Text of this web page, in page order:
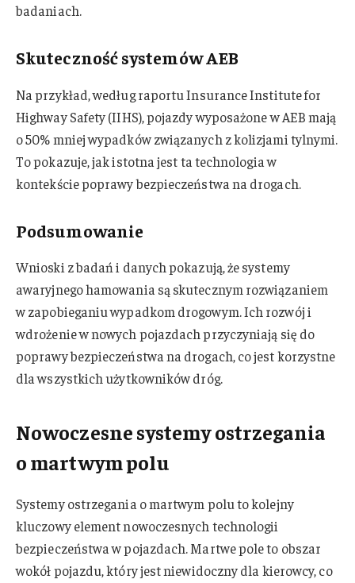
badaniach.
Skuteczność systemów AEB
Na przykład, według raportu Insurance Institute for
Highway Safety (IIHS), pojazdy wyposażone w AEB mają
o 50% mniej wypadków związanych z kolizjami tylnymi.
To pokazuje, jak istotna jest ta technologia w
kontekście poprawy bezpieczeństwa na drogach.
Podsumowanie
Wnioski z badań i danych pokazują, że systemy
awaryjnego hamowania są skutecznym rozwiązaniem
w zapobieganiu wypadkom drogowym. Ich rozwój i
wdrożenie w nowych pojazdach przyczyniają się do
poprawy bezpieczeństwa na drogach, co jest korzystne
dla wszystkich użytkowników dróg.
Nowoczesne systemy ostrzegania
o martwym polu
Systemy ostrzegania o martwym polu to kolejny
kluczowy element nowoczesnych technologii
bezpieczeństwa w pojazdach. Martwe pole to obszar
wokół pojazdu, który jest niewidoczny dla kierowcy, co